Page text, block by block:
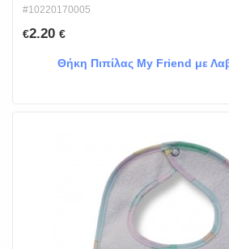
#10220170005
€2.20 €
Θήκη Πιπίλας My Friend με